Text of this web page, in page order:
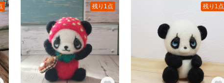
残り1点 残り1点